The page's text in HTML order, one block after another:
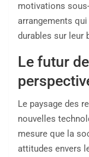
motivations
arrangements
durables sur leur
Le futur
Le paysage des
nouvelles
mesure que la
attitudes envers